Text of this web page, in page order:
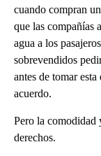
cuando compran
que las compañías
agua a los
sobrevendidos
antes de tomar
acuerdo.
Pero la comodidad
derechos.